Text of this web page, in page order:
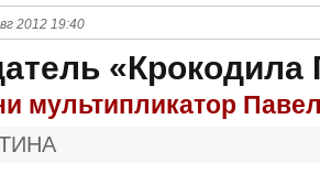
2012 19:40
«Крокодила
мультипликатор